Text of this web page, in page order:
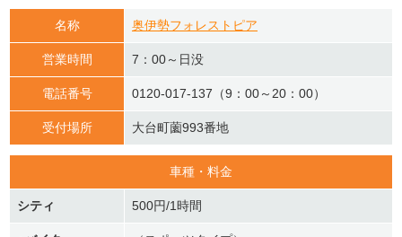
名称 奥伊勢フォレストピア
営業時間 7：00～日没
電話番号 0120-017-137（9：00～20：00）
受付場所 大台町薗993番地
車種・料金
シティ 500円/1時間